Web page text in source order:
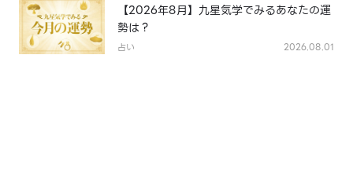
【2026年8月】九星気学でみるあなたの運
勢は？
占い 2026.08.01